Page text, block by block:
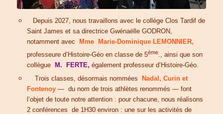
Depuis 2027, nous travaillons avec le collège Clos Tardif de
Saint James et sa directrice Gwénaëlle GODRON,
notamment avec
Mme Marie-Dominique LEMONNIER,
professeure d’Histoire-Géo en classe de 5ème., ainsi que son
collègue M. FERTE, également professeur d’Histoire-Géo.
Trois classes, désormais nommées Nadal, Curin et
Fontenoy— du nom de trois athlètes renommés — font
l’objet de toute notre attention : pour chacune, nous réalisons
2 conférences de 1H30 environ : une sur les activités de